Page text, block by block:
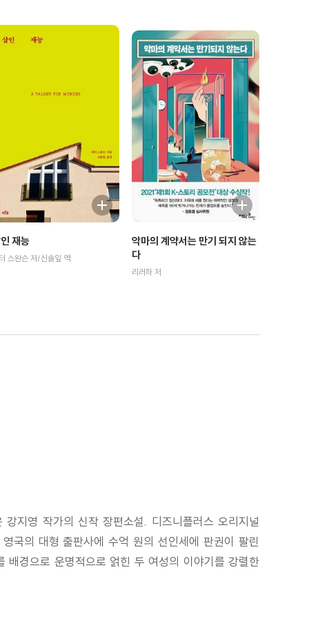
재능
스완슨 저/신솔잎 역
악마의 계약서는 만기 되지 않는
다
리러하 저
지영 작가의 신작 장편소설. 디즈니플러스 오리지널
국의 대형 출판사에 수억 원의 선인세에 판권이 팔린
배경으로 운명적으로 얽힌 두 여성의 이야기를 강렬한